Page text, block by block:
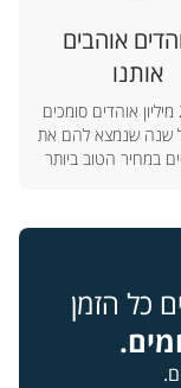
אוהבים
אותנו
מעל 2.5 מיליון אוהדים סומכים
שנה שנמצא להם את
במחיר הטוב ביותר
כל הזמן